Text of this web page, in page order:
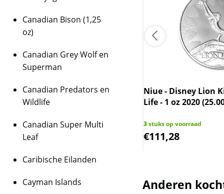
afbeelding van
wandelstok in
met daarin
woorden: “Ik
inbegrepen
het Disney-
Niue en
Munten worden in
Kwaliteit
munten kunnen
Tree of Life - 1 oz 2020
voorraad
Niue - Disney Lion
Life - 1 oz 2020
3stuks op voorraad
€111,28
Anderen
Canadian Bison (1,25
oz)
Canadian Grey Wolf en
Superman
Canadian Predators en
Wildlife
Canadian Super Multi
Leaf
Caribische Eilanden
Cayman Islands